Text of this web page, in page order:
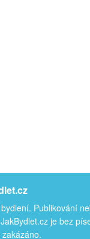
Publikování
je bez